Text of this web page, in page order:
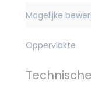
Mogelijke
Oppervlakte